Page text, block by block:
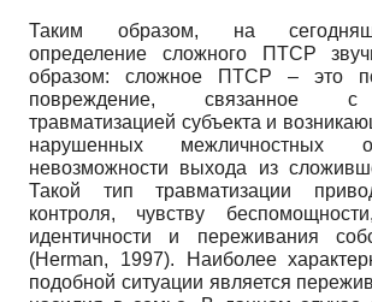
Таким образом, на
определение сложного ПТСР
образом: сложное ПТСР – это
повреждение, связанное с
травматизацией субъекта и
нарушенных межличностных
невозможности выхода из
Такой тип травматизации
контроля, чувству
идентичности и переживания
(Herman, 1997). Наиболее
подобной ситуации является